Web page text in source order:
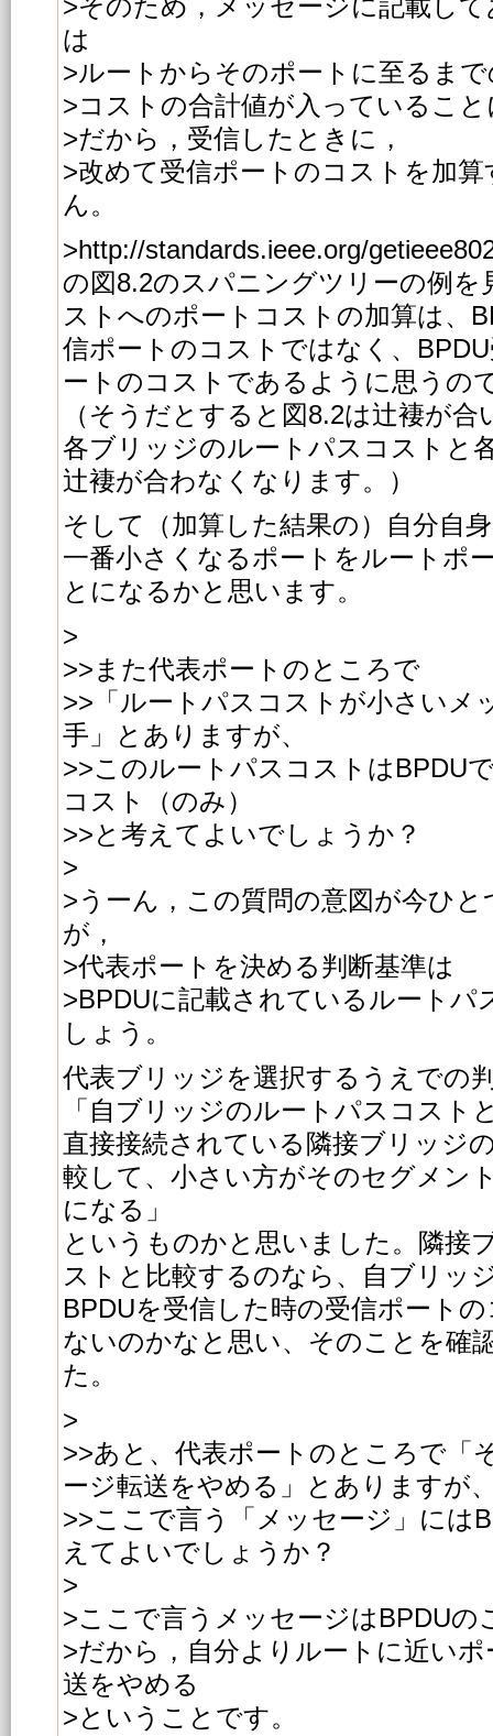
>そのため，メッセージに記載し
は
>ルートからそのポートに至るまで
>コストの合計値が入っているこ
>だから，受信したときに，
>改めて受信ポートのコストを加
ん。
>http://standards.ieee.org/
の図8.2のスパニングツリーの例を
ストへのポートコストの加算は、
信ポートのコストではなく、
ートのコストであるように思うの
（そうだとすると図8.2は辻褄が
各ブリッジのルートパスコストと
辻褄が合わなくなります。）
そして（加算した結果の）自分自
一番小さくなるポートをルートポ
とになるかと思います。
>
>>また代表ポートのところで
>>「ルートパスコストが小さいメ
手」とありますが、
>>このルートパスコストはBPDU
コスト（のみ）
>>と考えてよいでしょうか？
>
>うーん，この質問の意図が今ひ
が，
>代表ポートを決める判断基準は
>BPDUに記載されているルートパ
しょう。
代表ブリッジを選択するうえでの
「自ブリッジのルートパスコスト
直接接続されている隣接ブリッジ
較して、小さい方がそのセグメン
になる」
というものかと思いました。隣接
ストと比較するのなら、自ブリッ
BPDUを受信した時の受信ポート
ないのかなと思い、そのことを確
た。
>
>>あと、代表ポートのところで「
ージ転送をやめる」とありますが
>>ここで言う「メッセージ」には
えてよいでしょうか？
>
>ここで言うメッセージはBPDUの
>だから，自分よりルートに近い
送をやめる
>ということです。